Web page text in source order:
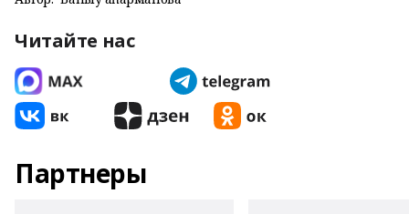
Читайте нас
Партнеры